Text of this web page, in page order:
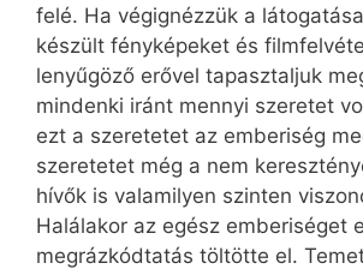
felé. Ha végignézzük a
készült fényképeket és
lenyűgöző erővel tapasztaljuk
mindenki iránt mennyi szeretet
ezt a szeretetet az emberiség
szeretetet még a nem
hívők is valamilyen szinten
Halálakor az egész emberiséget
megrázkódtatás töltötte el.